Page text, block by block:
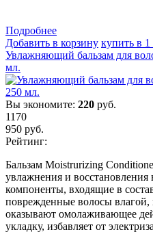
Подробнеe
Добавить в корзину купить в 1
Увлажняющий бальзам для
мл.
Вы экономите: 220 руб.
1170
950 руб.
Рейтинг:
Бальзам Moistrurizing
увлажнения и
компоненты, входящие в
поврежденные волосы
оказывают омолаживающее
укладку, избавляет от